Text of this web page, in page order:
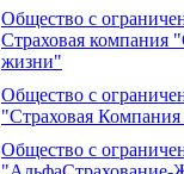
Общество с
Страховая компания
жизни"
Общество с
"Страховая
Общество с